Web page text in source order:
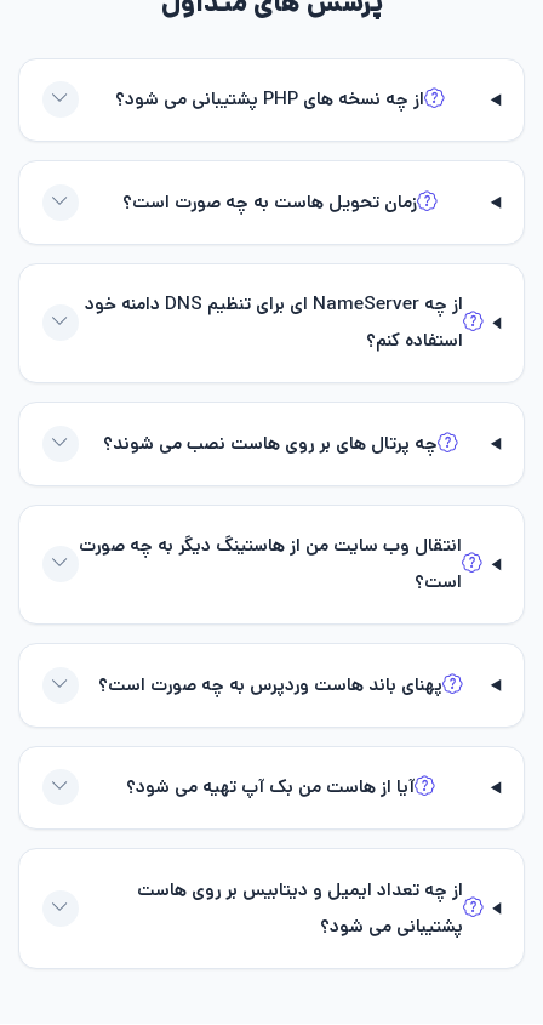
از چه نسخه های PHP پشتیبانی می شود؟
زمان تحویل هاست به چه صورت است؟
از چه NameServer ای برای تنظیم DNS دامنه خود
استفاده کنم؟
چه پرتال های بر روی هاست نصب می شوند؟
انتقال وب سایت من از هاستینگ دیگر به چه صورت
است؟
پهنای باند هاست وردپرس به چه صورت است؟
آیا از هاست من بک آپ تهیه می شود؟
از چه تعداد ایمیل و دیتابیس بر روی هاست
پشتیبانی می شود؟